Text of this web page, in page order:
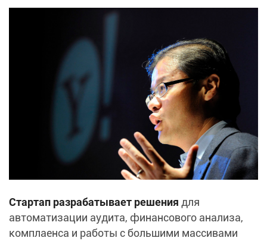
Стартап разрабатывает решения для
автоматизации аудита, финансового анализа,
комплаенса и работы с большими массивами